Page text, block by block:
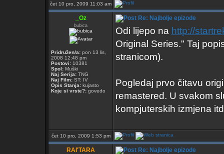
čet 10 pro, 2009 11:03 am
_Oz
bubica
Pridružen/a: pon 13 lis,
2008 12:48 pm
Postovi: 10381
Spol: Muški
Naj Serija: TNG
Naj Film: ST: IV
Opis Stanja: kujasto
Koje si vrste?: govedo
Re: Najbolje epizode
Odi lijepo na http://
Original Series." Taj
stranicom).
Pogledaj prvo čitavu
remastered. U svakom
kompjuterskih izmjena
čet 10 pro, 2009 1:53 pm
RAI'TARA Re: Najbolje epizode